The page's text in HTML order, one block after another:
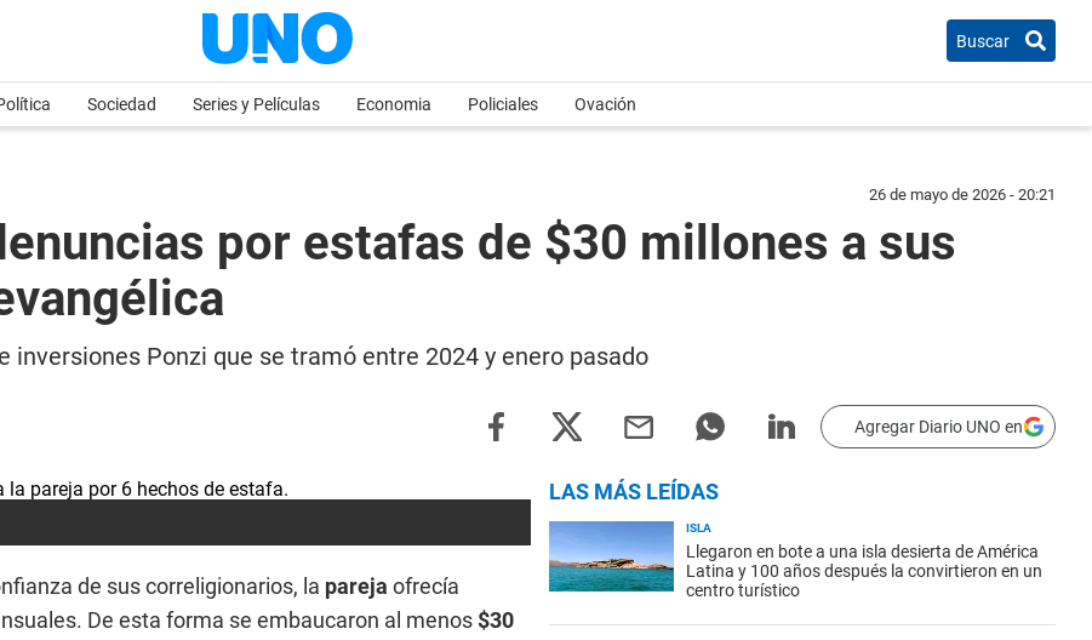
Buscar
Sociedad Series y Películas Economia Policiales Ovación
26 de mayo de 2026 - 20:21
por estafas de $30 millones a sus
Ponzi que se tramó entre 2024 y enero pasado
Agregar Diario UNO en
de sus correligionarios, la pareja ofrecía
De esta forma se embaucaron al menos $30
LAS MÁS LEÍDAS
ISLA
Llegaron en bote a una isla desierta de América
Latina y 100 años después la convirtieron en un
centro turístico